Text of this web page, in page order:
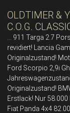
OLDTIMER &
C.O.G.
... 911 Targa 2.7
revidiert! Lancia
Originalzustand!
Ford Scorpio 2,9i
Originalzustand!
Erstlack! Nur
Fiat Panda 4x4